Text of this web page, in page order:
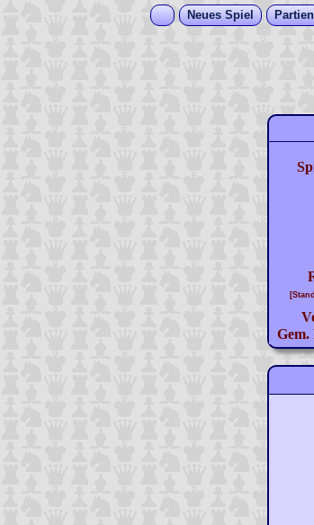
Neues Spiel Partien
Gem.